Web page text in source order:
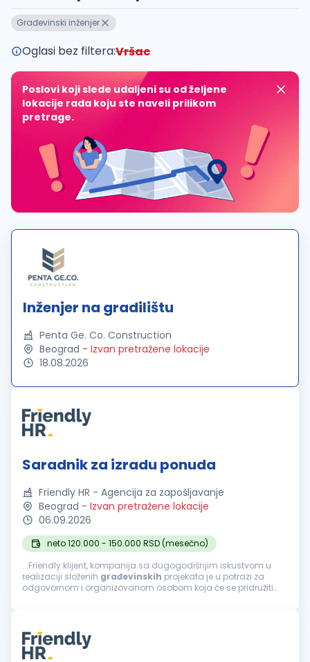
Građevinski inženjer
Oglasi bez filtera:Vršac
Poslovi koji slede udaljeni su od željene
lokacije rada koju ste naveli prilikom
pretrage.
Inženjer na gradilištu
Penta Ge. Co. Construction
Beograd - Izvan pretražene lokacije
18.08.2026
Saradnik za izradu ponuda
Friendly HR - Agencija za zapošljavanje
Beograd - Izvan pretražene lokacije
06.09.2026
neto 120.000 - 150.000 RSD (mesečno)
...Friendly klijent, kompanija sa dugogodišnjim iskustvom u
realizaciji složenih građevinskih projekata je u potrazi za
odgovornom i organizovanom osobom koja će se pridružiti